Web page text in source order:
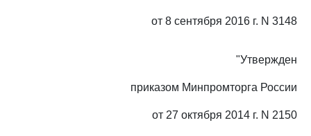
от 8 сентября 2016 г. N 3148
"Утвержден
приказом Минпромторга России
от 27 октября 2014 г. N 2150